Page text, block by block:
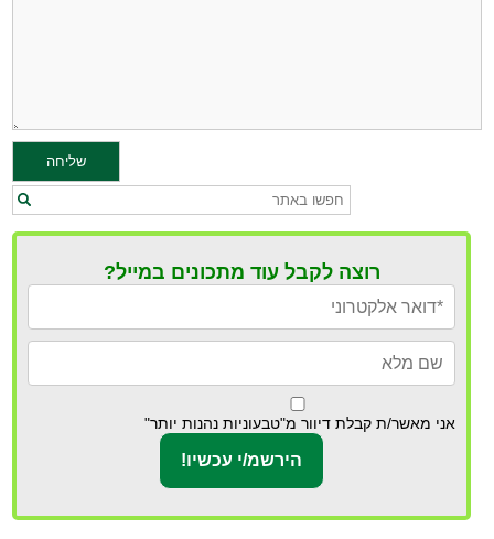
רוצה לקבל עוד מתכונים במייל?
אני מאשר/ת קבלת דיוור מ"טבעוניות נהנות יותר"